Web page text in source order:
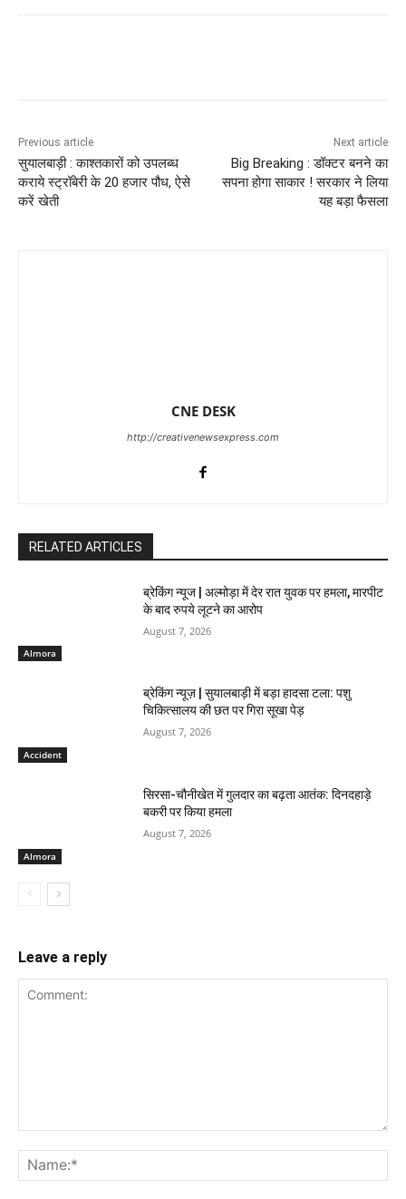
Previous article
सुयालबाड़ी : काश्तकारों को उपलब्ध
कराये स्ट्रॉबेरी के 20 हजार पौध, ऐसे
करें खेती
Next article
Big Breaking : डॉक्टर बनने का
सपना होगा साकार ! सरकार ने लिया
यह बड़ा फैसला
CNE DESK
http://creativenewsexpress.com
RELATED ARTICLES
Almora
ब्रेकिंग न्यूज | अल्मोड़ा में देर रात युवक पर हमला, मारपीट
के बाद रुपये लूटने का आरोप
August 7, 2026
Accident
ब्रेकिंग न्यूज़ | सुयालबाड़ी में बड़ा हादसा टला: पशु
चिकित्सालय की छत पर गिरा सूखा पेड़
August 7, 2026
Almora
सिरसा-चौनीखेत में गुलदार का बढ़ता आतंक: दिनदहाड़े
बकरी पर किया हमला
August 7, 2026
Leave a reply